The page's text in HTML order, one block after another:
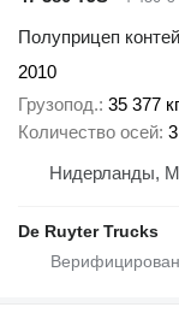
Полуприцеп
2010
Грузопод. 35 377 кг
Количество осей 3
Нидерланды,
De Ruyter Trucks